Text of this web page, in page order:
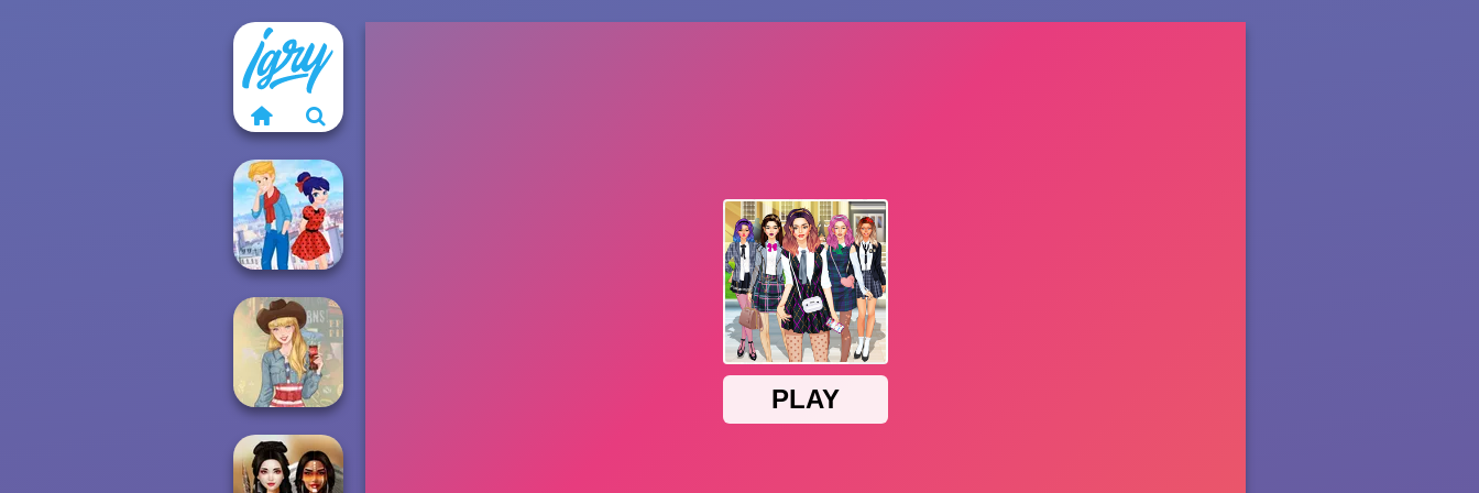
Ladybird Secret
Identity Revea...